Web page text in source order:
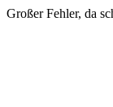
Großer Fehler, da